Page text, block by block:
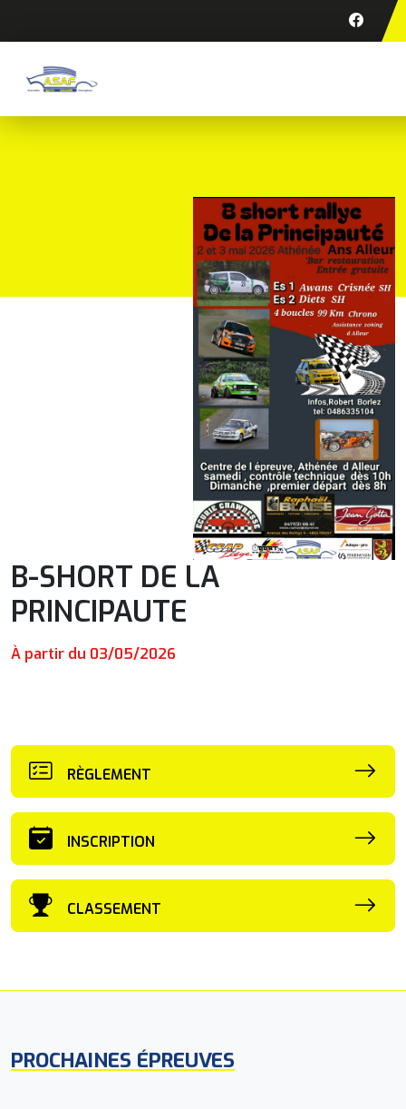
B-SHORT DE LA
PRINCIPAUTE
À partir du 03/05/2026
RÈGLEMENT
INSCRIPTION
CLASSEMENT
PROCHAINES ÉPREUVES